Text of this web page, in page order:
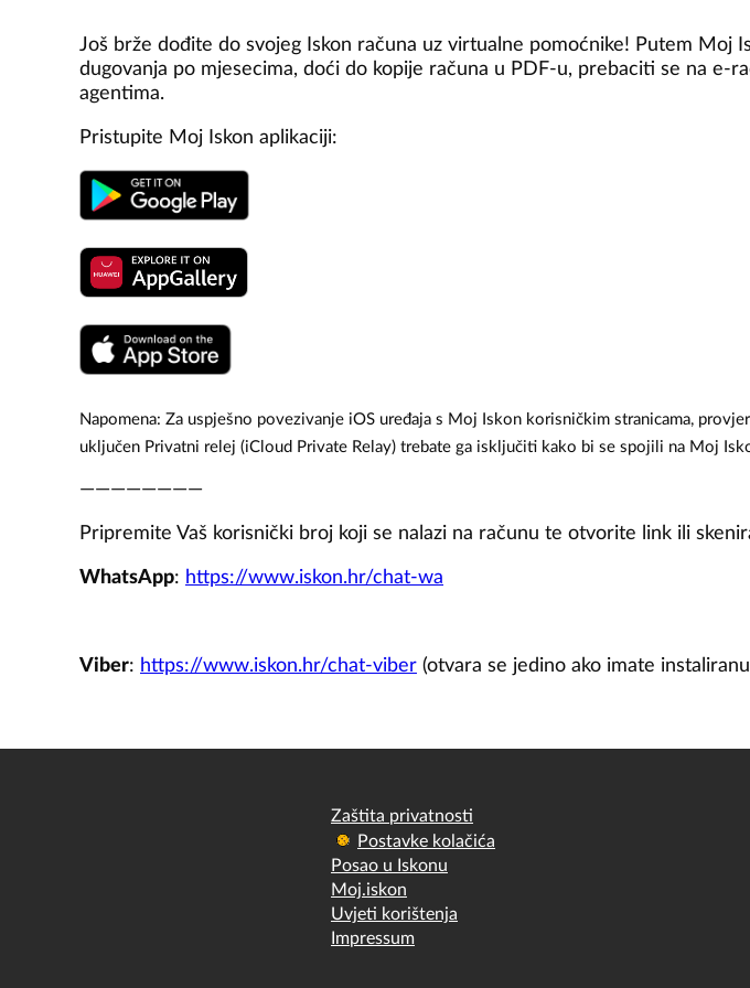
Još brže dođite do svojeg Iskon računa uz virtualne pomoćnike! Putem
dugovanja po mjesecima, doći do kopije računa u PDF-u, prebaciti se na
agentima.
Pristupite Moj Iskon aplikaciji:
Napomena: Za uspješno povezivanje iOS uređaja s Moj Iskon korisničkim stranicama,
uključen Privatni relej (iCloud Private Relay) trebate ga isključiti kako bi se spojili na Moj
————————
Pripremite Vaš korisnički broj koji se nalazi na računu te otvorite link ili
WhatsApp: https://www.iskon.hr/chat-wa
Viber: https://www.iskon.hr/chat-viber (otvara se jedino ako imate
Zaštita privatnosti
Postavke kolačića
Posao u Iskonu
Moj.iskon
Uvjeti korištenja
Impressum